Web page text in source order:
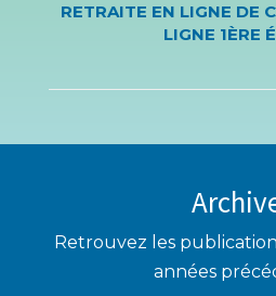
RETRAITE EN LIGNE DE
LIGNE 1ÈRE
Retrouvez les
années